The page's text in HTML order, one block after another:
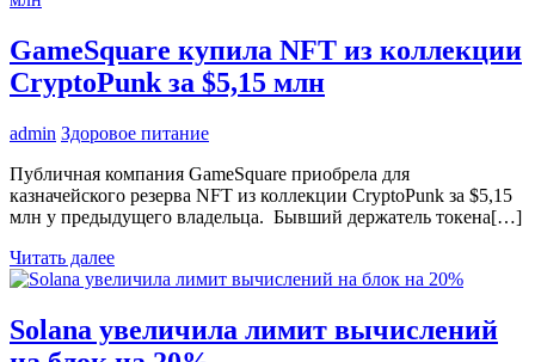
GameSquare купила NFT из коллекции
CryptoPunk за $5,15 млн
admin Здоровое питание
Публичная компания GameSquare приобрела для
казначейского резерва NFT из коллекции CryptoPunk за $5,15
млн у предыдущего владельца. Бывший держатель токена[…]
Читать далее
Solana увеличила лимит вычислений